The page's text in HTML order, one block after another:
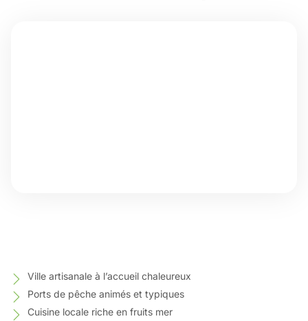
Ville artisanale à l’accueil chaleureux
Ports de pêche animés et typiques
Cuisine locale riche en fruits mer